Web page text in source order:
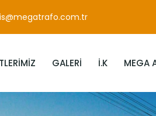
GALERI İ.K MEGA